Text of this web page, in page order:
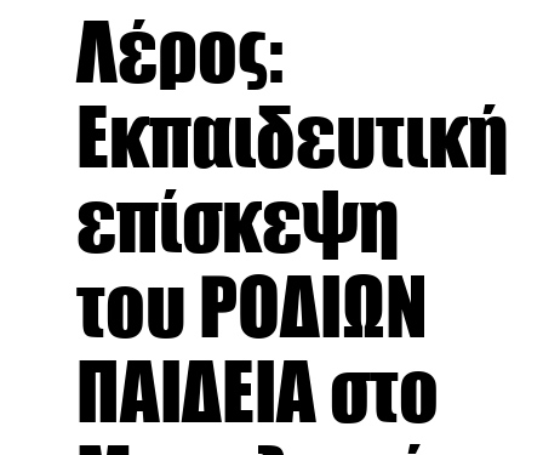
Λέρος:
Εκπαιδευτική
επίσκεψη
του ΡΟΔΙΩΝ
ΠΑΙΔΕΙΑ στο